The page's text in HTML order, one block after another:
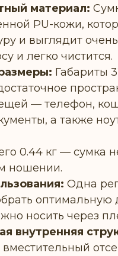
материал:
PU-кожи,
и выглядит
и легко чистится.
Габариты
— телефон,
а также
0.44 кг — сумка
ношении.
Одна
носить через
внутренняя